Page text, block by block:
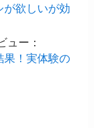
が欲しいが効
ュー：
果！実体験の